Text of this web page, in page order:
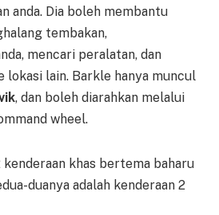
anda. Dia boleh membantu
tembakan,
mencari peralatan, dan
lokasi lain. Barkle hanya muncul
, dan boleh diarahkan melalui
wheel.
khas bertema baharu
duanya adalah kenderaan 2